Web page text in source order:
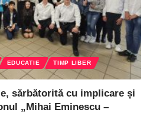
EDUCATIE
TIMP LIBER
sărbătorită cu implicare și
„Mihai Eminescu –